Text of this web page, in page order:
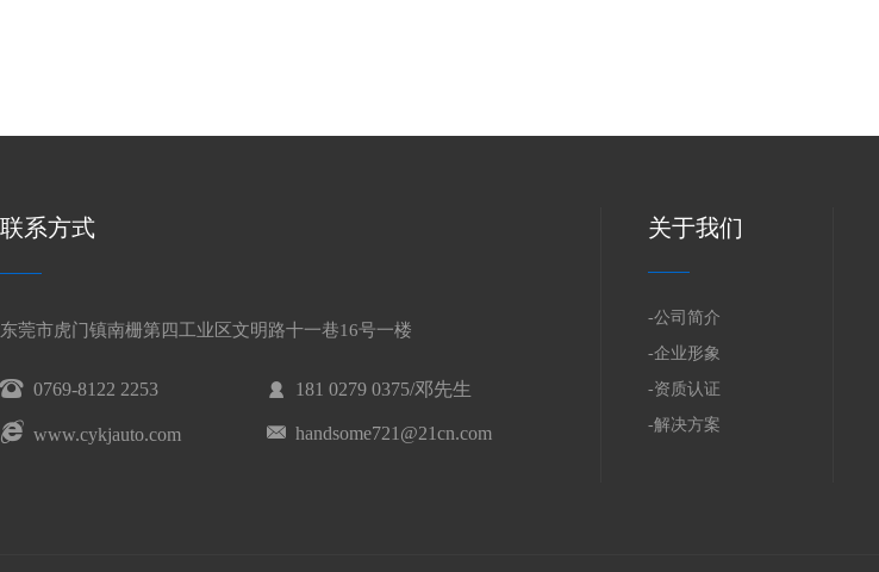
联系方式
东莞市虎门镇南栅第四工业区文明路十一巷16号一楼
0769-8122 2253 181 0279 0375/邓先生
www.cykjauto.com handsome721@21cn.com
关于我们
-公司简介
-企业形象
-资质认证
-解决方案